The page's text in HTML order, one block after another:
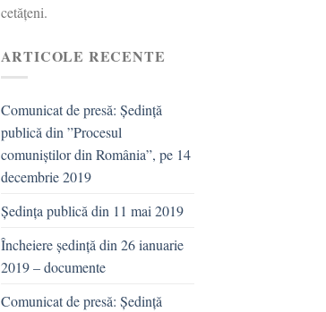
cetățeni.
ARTICOLE RECENTE
Comunicat de presă: Ședință
publică din ”Procesul
comuniștilor din România”, pe 14
decembrie 2019
Ședința publică din 11 mai 2019
Încheiere ședință din 26 ianuarie
2019 – documente
Comunicat de presă: Ședință